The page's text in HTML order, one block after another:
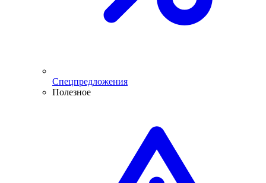
Спецпредложения
Полезное